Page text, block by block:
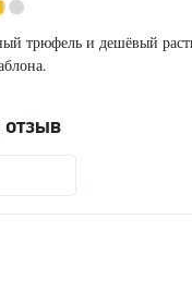
трюфель и дешёвый
отзыв